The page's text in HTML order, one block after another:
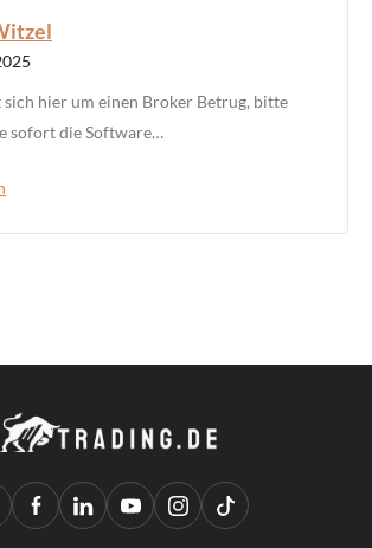
sich hier um einen Broker Betrug, bitte
sofort die Software…